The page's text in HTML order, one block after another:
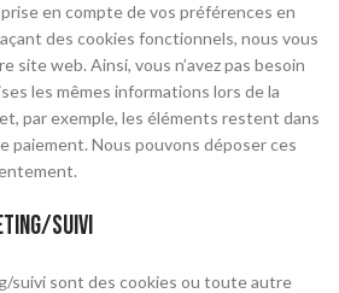
en compte de vos préférences en
des cookies fonctionnels, nous vous
site web. Ainsi, vous n’avez pas besoin
les mêmes informations lors de la
par exemple, les éléments restent dans
paiement. Nous pouvons déposer ces
suivi
suivi sont des cookies ou toute autre